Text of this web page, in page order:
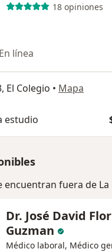
18 opiniones
En línea
El Colegio • Mapa
estudio
encuentran fuera de
Dr. José David
Guzman
Médico laboral, Médico